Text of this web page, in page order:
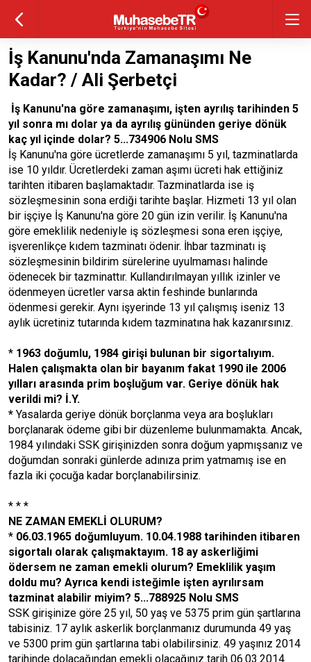
İş Kanunu'nda Zamanaşımı Ne
Kadar? / Ali Şerbetçi
İş Kanunu'na göre zamanaşımı, işten ayrılış tarihinden 5
yıl sonra mı dolar ya da ayrılış gününden geriye dönük
kaç yıl içinde dolar? 5...734906 Nolu SMS
İş Kanunu'na göre ücretlerde zamanaşımı 5 yıl, tazminatlarda
ise 10 yıldır. Ücretlerdeki zaman aşımı ücreti hak ettiğiniz
tarihten itibaren başlamaktadır. Tazminatlarda ise iş
sözleşmesinin sona erdiği tarihte başlar. Hizmeti 13 yıl olan
bir işçiye İş Kanunu'na göre 20 gün izin verilir. İş Kanunu'na
göre emeklilik nedeniyle iş sözleşmesi sona eren işçiye,
işverenlikçe kıdem tazminatı ödenir. İhbar tazminatı iş
sözleşmesinin bildirim sürelerine uyulmaması halinde
ödenecek bir tazminattır. Kullandırılmayan yıllık izinler ve
ödenmeyen ücretler varsa aktin feshinde bunlarında
ödenmesi gerekir. Aynı işyerinde 13 yıl çalışmış iseniz 13
aylık ücretiniz tutarında kıdem tazminatına hak kazanırsınız.
* 1963 doğumlu, 1984 girişi bulunan bir sigortalıyım.
Halen çalışmakta olan bir bayanım fakat 1990 ile 2006
yılları arasında prim boşluğum var. Geriye dönük hak
verildi mi? İ.Y.
* Yasalarda geriye dönük borçlanma veya ara boşlukları
borçlanarak ödeme gibi bir düzenleme bulunmamakta. Ancak,
1984 yılındaki SSK girişinizden sonra doğum yapmışsanız ve
doğumdan sonraki günlerde adınıza prim yatmamış ise en
fazla iki çocuğa kadar borçlanabilirsiniz.
* * *
NE ZAMAN EMEKLİ OLURUM?
* 06.03.1965 doğumluyum. 10.04.1988 tarihinden itibaren
sigortalı olarak çalışmaktayım. 18 ay askerliğimi
ödersem ne zaman emekli olurum? Emeklilik yaşım
doldu mu? Ayrıca kendi isteğimle işten ayrılırsam
tazminat alabilir miyim? 5...788925 Nolu SMS
SSK girişinize göre 25 yıl, 50 yaş ve 5375 prim gün şartlarına
tabisiniz. 17 aylık askerlik borçlanmanız durumunda 49 yaş
ve 5300 prim gün şartlarına tabi olabilirsiniz. 49 yaşınız 2014
tarihinde dolacağından emekli olacağınız tarih 06.03.2014